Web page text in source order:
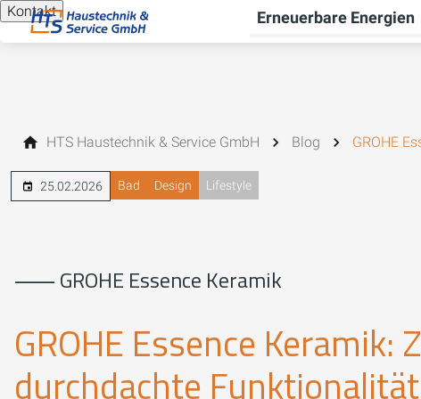
Kontakt Erneuerbare Energien
HTS Haustechnik & Service GmbH Blog GROHE
25.02.2026 Bad Design Lifestyle
⸺ GROHE Essence Keramik
GROHE Essence
durchdachte Funktionalität